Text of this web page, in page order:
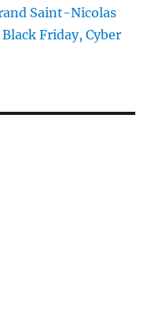
Saint-Nicolas
Black Friday, Cyber